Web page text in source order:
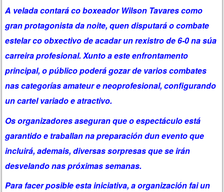
A velada contará co boxeador Wilson Tavares como
gran protagonista da noite, quen disputará o combate
estelar co obxectivo de acadar un rexistro de 6-0 na súa
carreira profesional. Xunto a este enfrontamento
principal, o público poderá gozar de varios combates
nas categorías amateur e neoprofesional, configurando
un cartel variado e atractivo.
Os organizadores aseguran que o espectáculo está
garantido e traballan na preparación dun evento que
incluirá, ademais, diversas sorpresas que se irán
desvelando nas próximas semanas.
Para facer posible esta iniciativa, a organización fai un